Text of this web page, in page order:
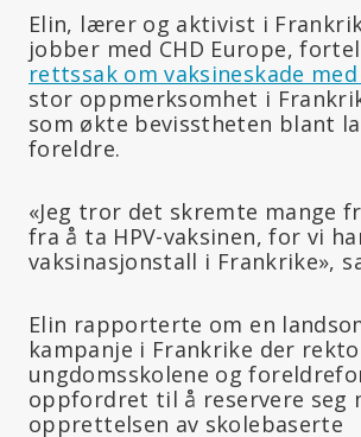
Elin, lærer og aktivist i
jobber med CHD Europe,
rettssak om vaksineskade
stor oppmerksomhet i
som økte bevisstheten blant
foreldre.
«Jeg tror det skremte mange
fra å ta HPV-vaksinen, for vi
vaksinasjonstall i Frankrike»,
Elin rapporterte om en
kampanje i Frankrike der
ungdomsskolene og
oppfordret til å reservere seg
opprettelsen av skolebaserte